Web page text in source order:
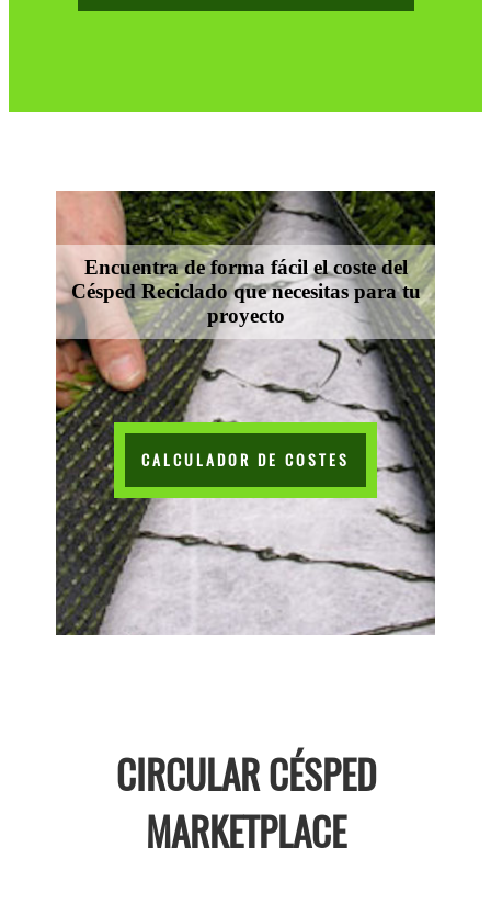
Encuentra de forma fácil el coste del
Césped Reciclado que necesitas para tu
proyecto
CALCULADOR DE COSTES
CIRCULAR CÉSPED
MARKETPLACE